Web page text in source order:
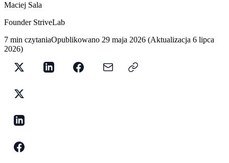
Maciej Sala
Founder StriveLab
7 min czytaniaOpublikowano 29 maja 2026 (Aktualizacja 6 lipca
2026)